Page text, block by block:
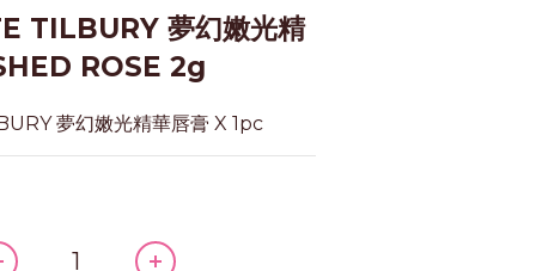
TILBURY 夢幻嫩光精
ROSE 2g
夢幻嫩光精華唇膏 X 1pc